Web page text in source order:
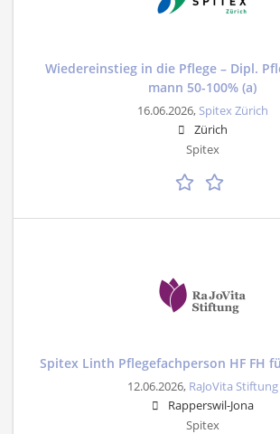
Wiedereinstieg in die Pflege – Dipl.
mann 50-100% (a)
16.06.2026, Spitex Zürich
Zürich
Spitex
Spitex Linth Pflegefachperson HF FH
12.06.2026, RaJoVita Stiftung
Rapperswil-Jona
Spitex